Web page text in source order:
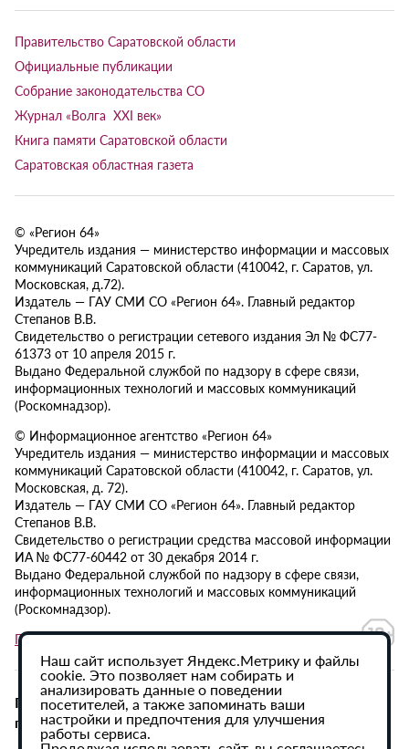
Правительство Саратовской области
Официальные публикации
Собрание законодательства СО
Журнал «Волга XXI век»
Книга памяти Саратовской области
Саратовская областная газета
© «Регион 64»
Учредитель издания — министерство информации и массовых
коммуникаций Саратовской области (410042, г. Саратов, ул.
Московская, д.72).
Издатель — ГАУ СМИ СО «Регион 64». Главный редактор
Степанов В.В.
Свидетельство о регистрации сетевого издания Эл № ФС77-
61373 от 10 апреля 2015 г.
Выдано Федеральной службой по надзору в сфере связи,
информационных технологий и массовых коммуникаций
(Роскомнадзор).
© Информационное агентство «Регион 64»
Учредитель издания — министерство информации и массовых
коммуникаций Саратовской области (410042, г. Саратов, ул.
Московская, д. 72).
Издатель — ГАУ СМИ СО «Регион 64». Главный редактор
Степанов В.В.
Свидетельство о регистрации средства массовой информации
ИА № ФС77-60442 от 30 декабря 2014 г.
Выдано Федеральной службой по надзору в сфере связи,
информационных технологий и массовых коммуникаций
(Роскомнадзор).
Политика в отношении обработки персональных данных
При использовании материалов сайта активная
гиперссылка на ИА «Регион 64» обязательна.
Наш сайт использует Яндекс.Метрику и файлы
cookie. Это позволяет нам собирать и
анализировать данные о поведении
посетителей, а также запоминать ваши
настройки и предпочтения для улучшения
работы сервиса.